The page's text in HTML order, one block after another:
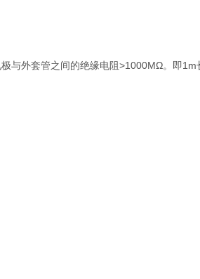
与外套管之间的绝缘电阻>1000MΩ。即1m